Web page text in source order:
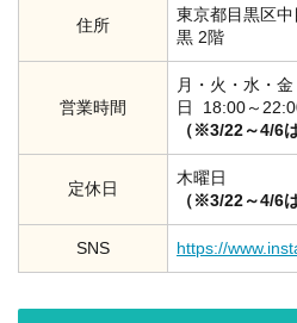
住所
東京都目黒区
黒 2階
営業時間
月・火・水・
日 18:00～
（※3/22～4/6
定休日
木曜日
（※3/22～4/6
SNS https://